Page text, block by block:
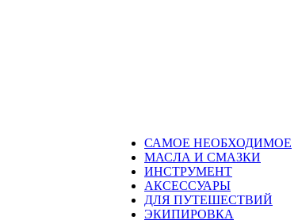
САМОЕ НЕОБХОДИМОЕ
МАСЛА И СМАЗКИ
ИНСТРУМЕНТ
АКСЕССУАРЫ
ДЛЯ ПУТЕШЕСТВИЙ
ЭКИПИРОВКА